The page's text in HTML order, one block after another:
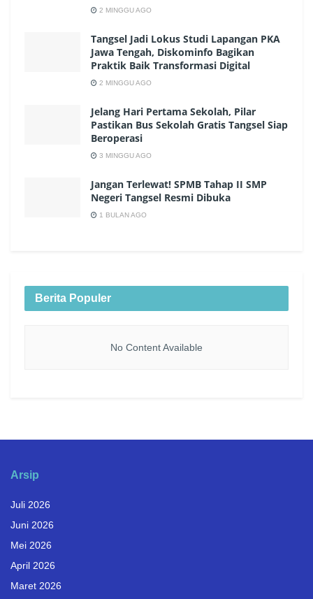
2 MINGGU AGO
Tangsel Jadi Lokus Studi Lapangan PKA
Jawa Tengah, Diskominfo Bagikan
Praktik Baik Transformasi Digital
2 MINGGU AGO
Jelang Hari Pertama Sekolah, Pilar
Pastikan Bus Sekolah Gratis Tangsel Siap
Beroperasi
3 MINGGU AGO
Jangan Terlewat! SPMB Tahap II SMP
Negeri Tangsel Resmi Dibuka
1 BULAN AGO
Berita Populer
No Content Available
Arsip
Juli 2026
Juni 2026
Mei 2026
April 2026
Maret 2026